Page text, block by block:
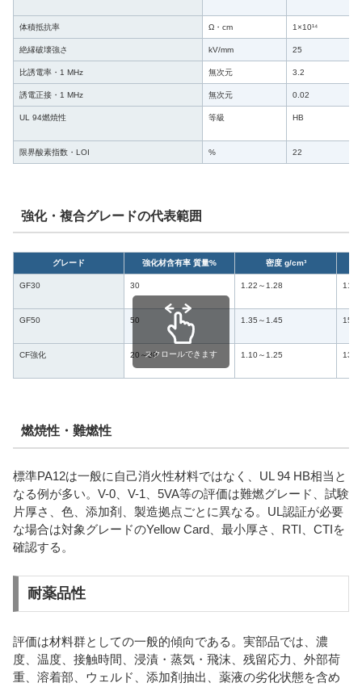
体積抵抗率 Ω・cm 1×10¹⁴
絶縁破壊強さ kV/mm 25
比誘電率・1 MHz 無次元 3.2
誘電正接・1 MHz 無次元 0.02
UL 94燃焼性 等級 HB
限界酸素指数・LOI % 22
強化・複合グレードの代表範囲
グレード 強化材含有率 質量% 密度 g/cm³
GF30 30 1.22～1.28 110
GF50 50 1.35～1.45 150
CF強化 20～30 1.10～1.25 130
スクロールできます
燃焼性・難燃性
標準PA12は一般に自己消火性材料ではなく、UL 94 HB相当と
なる例が多い。V-0、V-1、5VA等の評価は難燃グレード、試験
片厚さ、色、添加剤、製造拠点ごとに異なる。UL認証が必要
な場合は対象グレードのYellow Card、最小厚さ、RTI、CTIを
確認する。
耐薬品性
評価は材料群としての一般的傾向である。実部品では、濃
度、温度、接触時間、浸漬・蒸気・飛沫、残留応力、外部荷
重、溶着部、ウェルド、添加剤抽出、薬液の劣化状態を含め